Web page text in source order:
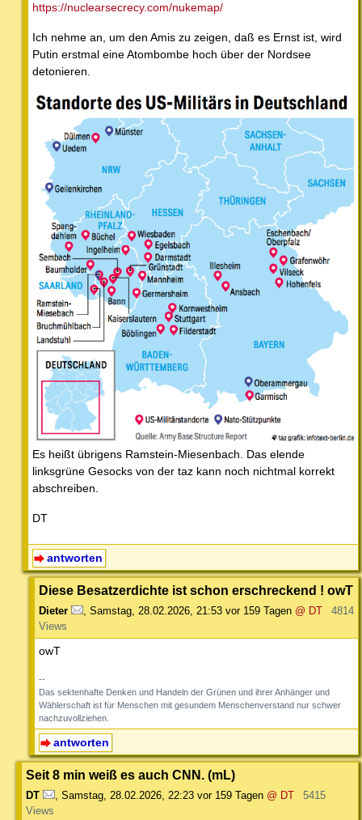
https://nuclearsecrecy.com/nukemap/
Ich nehme an, um den Amis zu zeigen, daß es Ernst ist, wird
Putin erstmal eine Atombombe hoch über der Nordsee
detonieren.
Es heißt übrigens Ramstein-Miesenbach. Das elende
linksgrüne Gesocks von der taz kann noch nichtmal korrekt
abschreiben.
DT
antworten
Diese Besatzerdichte ist schon erschreckend ! owT
Dieter Samstag, 28.02.2026, 21:53 vor 159 Tagen @ DT
4814
Views
owT
--
Das sektenhafte Denken und Handeln der Grünen und ihrer Anhänger und
Wählerschaft ist für Menschen mit gesundem Menschenverstand nur schwer
nachzuvollziehen.
antworten
Seit 8 min weiß es auch CNN. (mL)
DT Samstag, 28.02.2026, 22:23 vor 159 Tagen @ DT
5415
Views